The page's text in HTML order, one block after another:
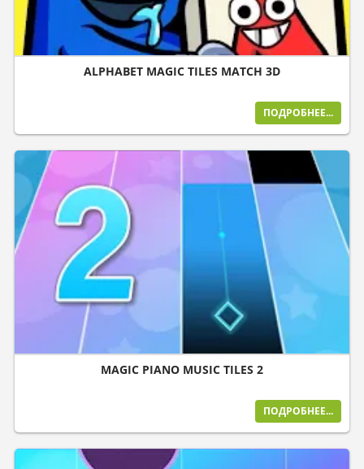
ALPHABET MAGIC TILES MATCH 3D
ПОДРОБНЕЕ...
MAGIC PIANO MUSIC TILES 2
ПОДРОБНЕЕ...